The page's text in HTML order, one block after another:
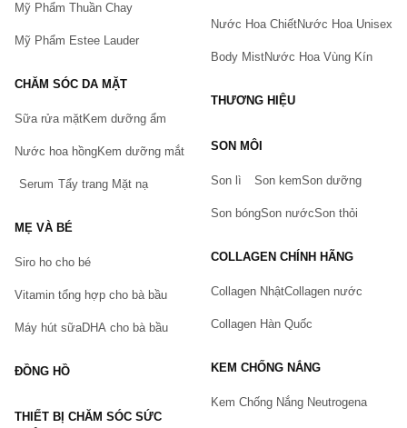
Bạn gặp vấn đề về sản phẩm hay mua hàng?
Hãy báo lỗi cho chúng tôi. Hoặc gọi cho chúng tôi qua số
Vấn đề(*)
Mỹ Phẩm Thuần Chay
Mỹ Phẩm Estee Lauder
CHĂM SÓC DA MẶT
Sữa rửa mặtKem dưỡng ẩm
Nước hoa hồngKem dưỡng mắt
Serum Tẩy trang Mặt nạ
MẸ VÀ BÉ
Siro ho cho bé
Vitamin tổng hợp cho bà bầu
Máy hút sữaDHA cho bà bầu
ĐỒNG HỒ
THIẾT BỊ CHĂM SÓC SỨC
Nước Hoa ChiếtNước Hoa Unisex
Body MistNước Hoa Vùng Kín
THƯƠNG HIỆU
SON MÔI
Son lì Son kemSon dưỡng
Son bóngSon nướcSon thỏi
COLLAGEN CHÍNH HÃNG
Collagen NhậtCollagen nước
Collagen Hàn Quốc
KEM CHỐNG NẮNG
Kem Chống Nắng Neutrogena